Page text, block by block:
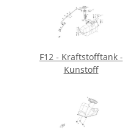
F12 - Kraftstofftank -
Kunstoff